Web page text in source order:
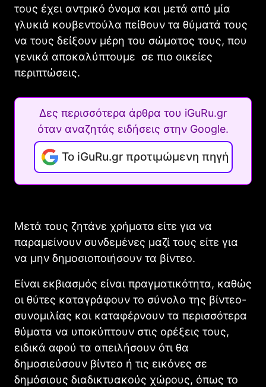
τους έχει αντρικό όνομα και μετά από μία
γλυκιά κουβεντούλα πείθουν τα θύματά τους
να τους δείξουν μέρη του σώματος τους, που
γενικά αποκαλύπτουμε σε πιο οικείες
περιπτώσεις.
Δες περισσότερα άρθρα του iGuRu.gr
όταν αναζητάς ειδήσεις στην Google.
Το iGuRu.gr προτιμώμενη πηγή
Μετά τους ζητάνε χρήματα είτε για να
παραμείνουν συνδεμένες μαζί τους είτε για
να μην δημοσιοποιήσουν τα βίντεο.
Είναι εκβιασμός είναι πραγματικότητα, καθώς
οι θύτες καταγράφουν το σύνολο της βίντεο-
συνομιλίας και καταφέρνουν τα περισσότερα
θύματα να υποκύπτουν στις ορέξεις τους,
ειδικά αφού τα απειλήσουν ότι θα
δημοσιεύσουν βίντεο ή τις εικόνες σε
δημόσιους διαδικτυακούς χώρους, όπως το